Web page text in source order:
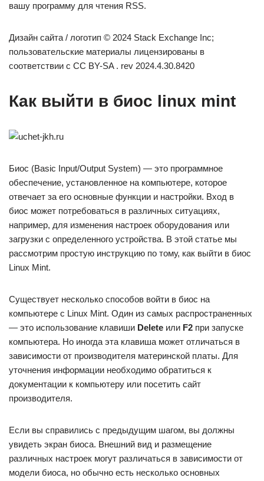
вашу программу для чтения RSS.
Дизайн сайта / логотип © 2024 Stack Exchange Inc;
пользовательские материалы лицензированы в
соответствии с CC BY-SA . rev 2024.4.30.8420
Как выйти в биос linux mint
Биос (Basic Input/Output System) — это программное
обеспечение, установленное на компьютере, которое
отвечает за его основные функции и настройки. Вход в
биос может потребоваться в различных ситуациях,
например, для изменения настроек оборудования или
загрузки с определенного устройства. В этой статье мы
рассмотрим простую инструкцию по тому, как выйти в биос
Linux Mint.
Существует несколько способов войти в биос на
компьютере с Linux Mint. Один из самых распространенных
— это использование клавиши Delete или F2 при запуске
компьютера. Но иногда эта клавиша может отличаться в
зависимости от производителя материнской платы. Для
уточнения информации необходимо обратиться к
документации к компьютеру или посетить сайт
производителя.
Если вы справились с предыдущим шагом, вы должны
увидеть экран биоса. Внешний вид и размещение
различных настроек могут различаться в зависимости от
модели биоса, но обычно есть несколько основных